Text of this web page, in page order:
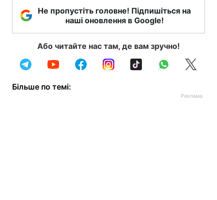
Не пропустіть головне! Підпишіться на
наші оновлення в Google!
Або читайте нас там, де вам зручно!
Більше по темі: